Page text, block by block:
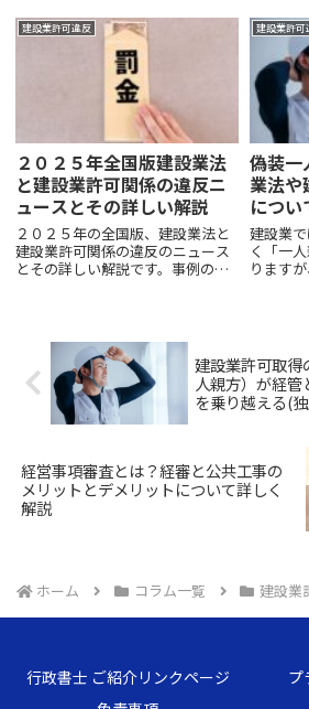
設業許可を取るために必要な経営
業務の管理責任者や営業所技術者
（旧・専任技術者）を、常勤で勤
務していない人を名義貸しとし
では？
方もい
業法は
確保し
の...
建設業許可違反
２０２５年全国版建設業法
と建設業許可関係の違反ニ
ュースとその詳しい解説
２０２５年の全国版、建設業法と
建設業許可関係の違反のニュース
とその詳しい解説です。事例の引
い罰則もあります。不安な場合は
行政書士法人アラインパートナ
ー...
建設業許可
偽装一
業法や
につい
建設業
く「一
ります
働者とし
わ...
建設業許可取得
人親方）が経
を乗り越える(独
経営事項審査とは？経審と公共工事の
メリットとデメリットについて詳しく
解説
ホーム コラム一覧 建設業
行政書士 ご紹介リンクページ
プ